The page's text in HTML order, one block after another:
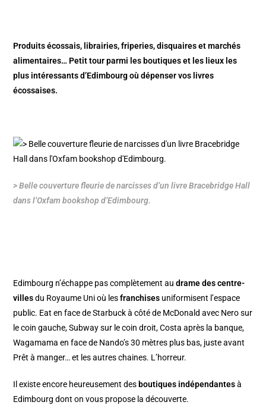
Produits écossais, librairies, friperies, disquaires et marchés
alimentaires… Petit tour parmi les boutiques et les lieux les
plus intéressants d’Edimbourg où dépenser vos livres
écossaises.
> Belle couverture fleurie de narcisses d’un livre Bracebridge Hall
dans l’Oxfam bookshop d’Edimbourg.
Edimbourg n’échappe pas complètement audrame des centre-
villesdu Royaume Uni où lesfranchises uniformisent l’espace
public. Eat en face de Starbuck à côté de McDonald avec Nero sur
le coin gauche, Subway sur le coin droit, Costa après la banque,
Wagamama en face de Nando’s 30 mètres plus bas, juste avant
Prêt à manger… et les autres chaines. L’horreur.
Il existe encore heureusement des boutiques indépendantesà
Edimbourg dont on vous propose la découverte.